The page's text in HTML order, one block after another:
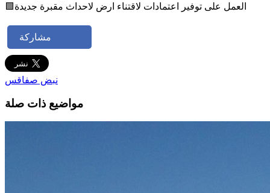
🟩العمل على توفير اعتمادات لاقتناء ارض لاحداث مقبرة جديدة
مشاركة
نبض صفاقس
مواضيع ذات صلة